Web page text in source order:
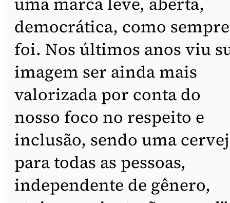
democrática, como sempre
foi. Nos últimos anos viu
imagem ser ainda mais
valorizada por conta do
nosso foco no respeito e
inclusão, sendo uma
para todas as pessoas,
independente de gênero,